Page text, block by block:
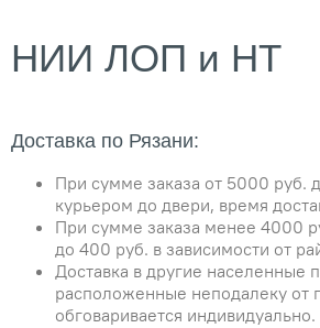
НИИ ЛОП и НТ
Доставка по Рязани:
При сумме заказа от 5000 руб.
курьером до двери, время
При сумме заказа менее 4000
до 400 руб. в зависимости от
Доставка в другие населенные
расположенные неподалеку от
обговаривается индивидуально.